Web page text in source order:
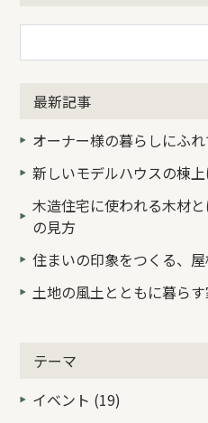
最新記事
オーナー様の暮らしにふ
新しいモデルハウスの棟
木造住宅に使われる木材
の見方
住まいの印象をつくる、
土地の風土とともに暮ら
テーマ
イベント (19)